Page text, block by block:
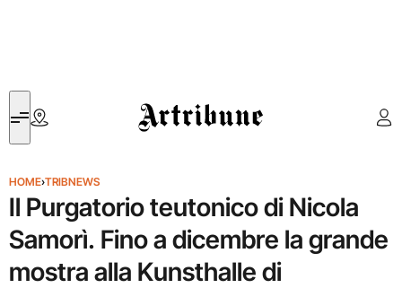
Artribune
HOME›TRIBNEWS
Il Purgatorio teutonico di Nicola
Samorì. Fino a dicembre la grande
mostra alla Kunsthalle di